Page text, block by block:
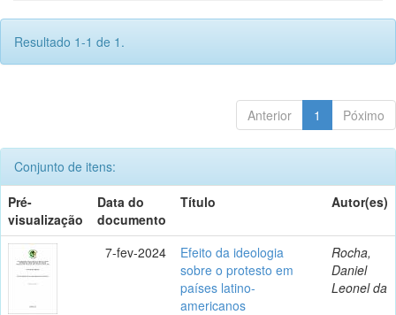
Resultado 1-1 de 1.
Anterior 1 Póximo
Conjunto de itens:
Pré-
visualização
Data do
documento
Título Autor(es)
7-fev-2024
Efeito da ideologia
sobre o protesto em
países latino-
americanos
Rocha,
Daniel
Leonel da